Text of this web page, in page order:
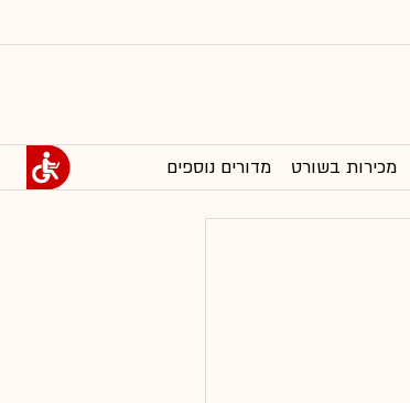
מכירות בשורט מדורים נוספים